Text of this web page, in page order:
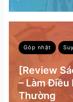
Góp nhặt
[Review
– Làm Điều
Thường